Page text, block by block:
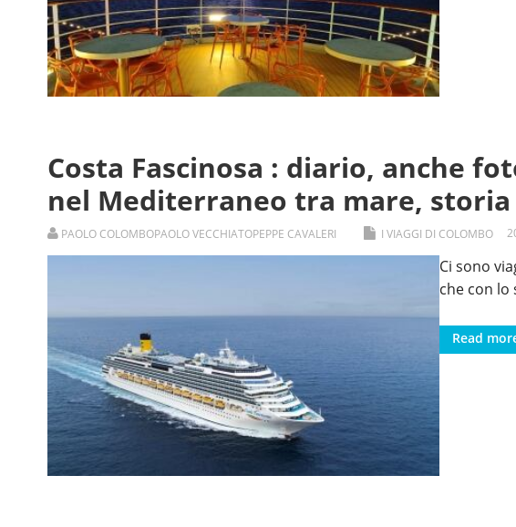
Costa Fascinosa : diario, anche
nel Mediterraneo tra mare, storia
PAOLO COLOMBOPAOLO VECCHIATOPEPPE CAVALERI I VIAGGI DI COLOMBO
Ci sono
che con lo
Read